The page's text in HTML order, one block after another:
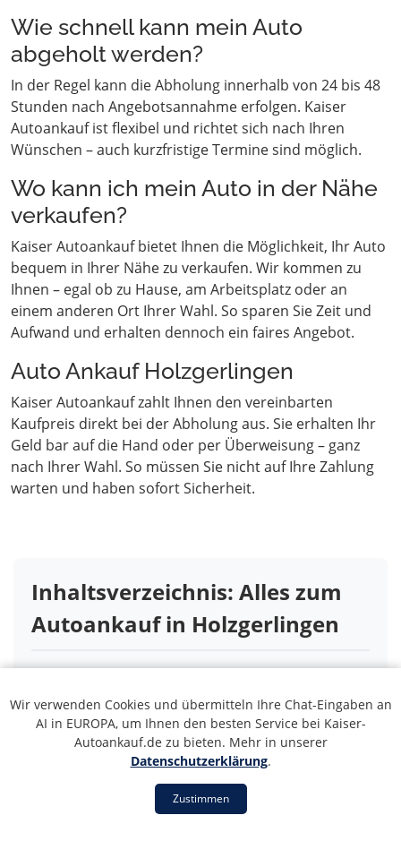
Wie schnell kann mein Auto
abgeholt werden?
In der Regel kann die Abholung innerhalb von 24 bis 48
Stunden nach Angebotsannahme erfolgen. Kaiser
Autoankauf ist flexibel und richtet sich nach Ihren
Wünschen – auch kurzfristige Termine sind möglich.
Wo kann ich mein Auto in der Nähe
verkaufen?
Kaiser Autoankauf bietet Ihnen die Möglichkeit, Ihr Auto
bequem in Ihrer Nähe zu verkaufen. Wir kommen zu
Ihnen – egal ob zu Hause, am Arbeitsplatz oder an
einem anderen Ort Ihrer Wahl. So sparen Sie Zeit und
Aufwand und erhalten dennoch ein faires Angebot.
Auto Ankauf Holzgerlingen
Kaiser Autoankauf zahlt Ihnen den vereinbarten
Kaufpreis direkt bei der Abholung aus. Sie erhalten Ihr
Geld bar auf die Hand oder per Überweisung – ganz
nach Ihrer Wahl. So müssen Sie nicht auf Ihre Zahlung
warten und haben sofort Sicherheit.
Inhaltsverzeichnis: Alles zum
Autoankauf in Holzgerlingen
seriös, fair & schnell
2. Autoverwertung in Holzgerlingen – Auch
für Ihr Schrott- oder Unfallfahrzeug
Wir verwenden Cookies und übermitteln Ihre Chat-Eingaben an
AI in EUROPA, um Ihnen den besten Service bei Kaiser-
Autoankauf.de zu bieten. Mehr in unserer
Datenschutzerklärung.
Zustimmen